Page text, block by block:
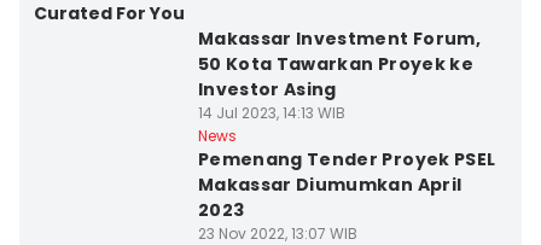
Curated For You
Makassar Investment Forum,
50 Kota Tawarkan Proyek ke
Investor Asing
14 Jul 2023, 14:13 WIB
News
Pemenang Tender Proyek PSEL
Makassar Diumumkan April
2023
23 Nov 2022, 13:07 WIB